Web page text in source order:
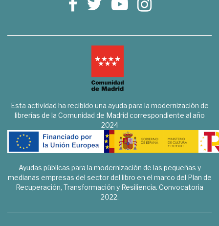
Esta actividad ha recibido una ayuda para la modernización de
librerías de la Comunidad de Madrid correspondiente al año
2024
Ayudas públicas para la modernización de las pequeñas y
medianas empresas del sector del libro en el marco del Plan de
Recuperación, Transformación y Resiliencia. Convocatoria
2022.